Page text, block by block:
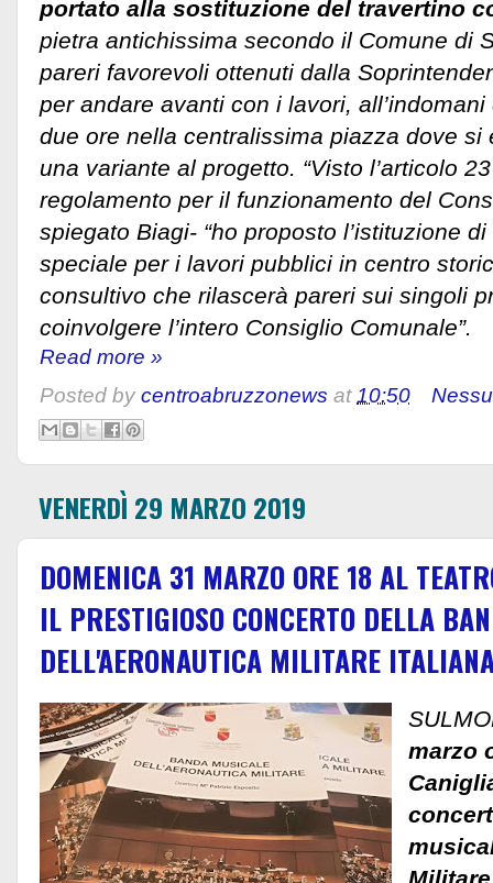
portato alla sostituzione del travertino
pietra antichissima secondo il Comune di
pareri favorevoli ottenuti dalla
per andare avanti con i lavori,
due ore nella centralissima piazza dove si
una variante al progetto. “Visto l’articolo
regolamento per il funzionamento del
spiegato Biagi- “ho proposto l’istituzione
speciale per i lavori pubblici in centro
consultivo che rilascerà pareri sui singoli
coinvolgere l’intero Consiglio Comunale”.
Read more »
Posted by centroabruzzonews at10:50
VENERDÌ 29 MARZO 2019
DOMENICA 31 MARZO ORE 18 AL
IL PRESTIGIOSO CONCERTO DELLA
DELL'AERONAUTICA MILITARE
marzo